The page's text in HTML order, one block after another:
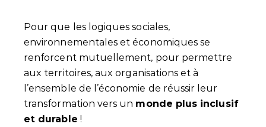
Pour que les logiques sociales,
environnementales et économiques se
renforcent mutuellement, pour permettre
aux territoires, aux organisations et à
l’ensemble de l’économie de réussir leur
transformation vers un monde plus inclusif
et durable !